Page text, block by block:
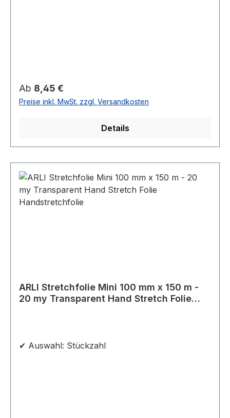
Regulärer Preis:
Ab 8,45 €
Preise inkl. MwSt. zzgl. Versandkosten
Details
ARLI Stretchfolie Mini 100 mm x 150 m -
20 my Transparent Hand Stretch Folie
✔ Auswahl: Stückzahl